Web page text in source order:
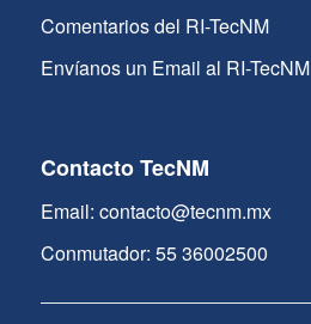
Comentarios del RI-TecNM
Envíanos un Email al RI-TecNM
Contacto TecNM
Email: contacto@tecnm.mx
Conmutador: 55 36002500